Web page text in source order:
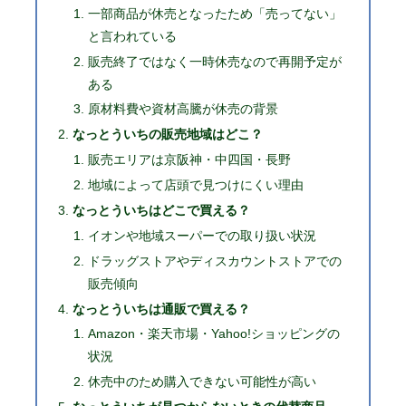
一部商品が休売となったため「売ってない」
と言われている
販売終了ではなく一時休売なので再開予定が
ある
原材料費や資材高騰が休売の背景
なっとういちの販売地域はどこ？
販売エリアは京阪神・中四国・長野
地域によって店頭で見つけにくい理由
なっとういちはどこで買える？
イオンや地域スーパーでの取り扱い状況
ドラッグストアやディスカウントストアでの
販売傾向
なっとういちは通販で買える？
Amazon・楽天市場・Yahoo!ショッピングの
状況
休売中のため購入できない可能性が高い